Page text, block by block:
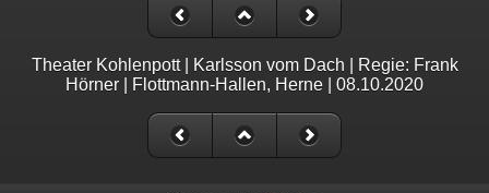
Theater Kohlenpott | Karlsson vom Dach | Regie: Frank
Hörner | Flottmann-Hallen, Herne | 08.10.2020